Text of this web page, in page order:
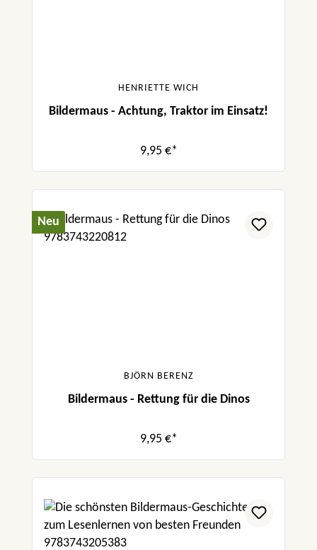
HENRIETTE WICH
Bildermaus - Achtung, Traktor im Einsatz!
9,95 €*
Neu
BJÖRN BERENZ
Bildermaus - Rettung für die Dinos
9,95 €*